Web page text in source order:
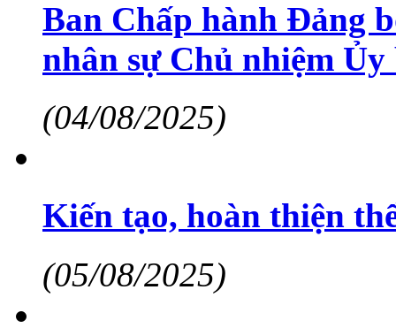
Ban Chấp hành Đảng
nhân sự Chủ nhiệm
(04/08/2025)
Kiến tạo, hoàn thiện
(05/08/2025)